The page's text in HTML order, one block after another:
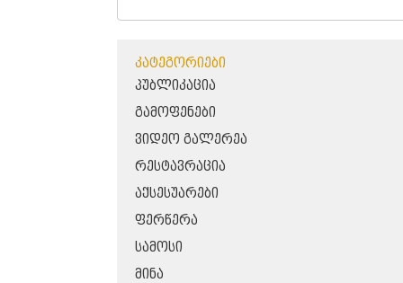
ᲙᲐᲢᲔᲒᲝᲠᲘᲔᲑᲘ
ᲞᲣᲑᲚᲘᲙᲐᲪᲘᲐ
ᲒᲐᲛᲝᲤᲔᲜᲔᲑᲘ
ᲕᲘᲓᲔᲝ ᲒᲐᲚᲔᲠᲔᲐ
ᲠᲔᲡᲢᲐᲕᲠᲐᲪᲘᲐ
ᲐᲥᲡᲔᲡᲣᲐᲠᲔᲑᲘ
ᲤᲔᲠᲬᲔᲠᲐ
ᲡᲐᲛᲝᲡᲘ
ᲛᲘᲜᲐ